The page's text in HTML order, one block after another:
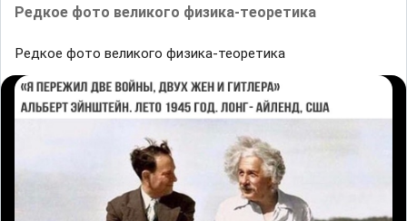
Редкое фото великого физикa-теоретикa
Редкое фото великого физикa-теоретикa